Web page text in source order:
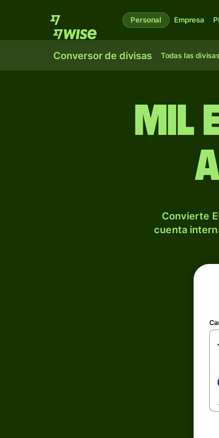
Personal Empresa
Conversor de divisas Todas las
mil
Convierte
cuenta